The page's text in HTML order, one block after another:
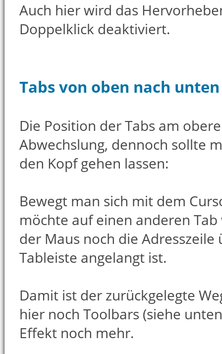
Auch hier wird das
Doppelklick deaktiviert.
Tabs von oben nach unten
Die Position der Tabs am
Abwechslung, dennoch sollte
den Kopf gehen lassen:
Bewegt man sich mit dem
möchte auf einen anderen
der Maus noch die
Tableiste angelangt ist.
Damit ist der zurückgelegte
hier noch Toolbars (siehe
Effekt noch mehr.